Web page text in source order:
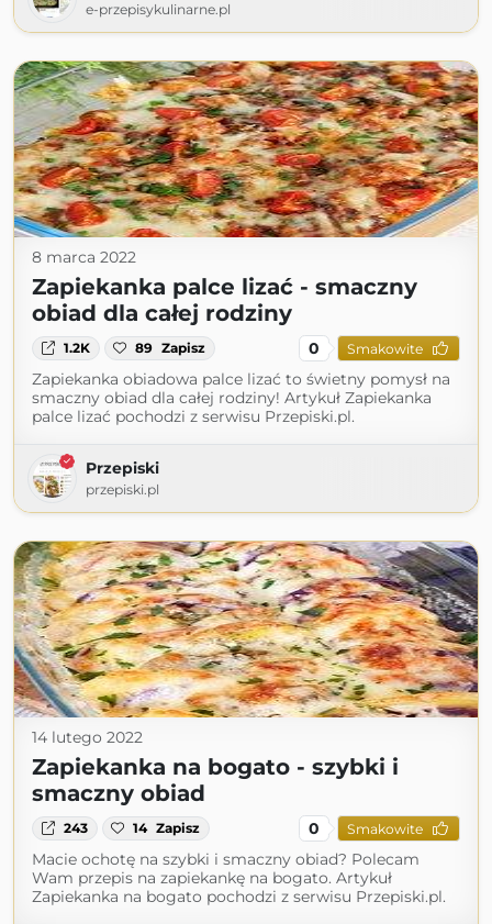
e-przepisykulinarne.pl
8 marca 2022
Zapiekanka palce lizać - smaczny
obiad dla całej rodziny
1.2K 89 Zapisz 0 Smakowite
Zapiekanka obiadowa palce lizać to świetny pomysł na
smaczny obiad dla całej rodziny! Artykuł Zapiekanka
palce lizać pochodzi z serwisu Przepiski.pl.
Przepiski
przepiski.pl
14 lutego 2022
Zapiekanka na bogato - szybki i
smaczny obiad
243 14 Zapisz 0 Smakowite
Macie ochotę na szybki i smaczny obiad? Polecam
Wam przepis na zapiekankę na bogato. Artykuł
Zapiekanka na bogato pochodzi z serwisu Przepiski.pl.